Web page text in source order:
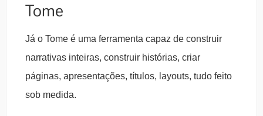
Tome
Já o Tome é uma ferramenta capaz de construir
narrativas inteiras, construir histórias, criar
páginas, apresentações, títulos, layouts, tudo feito
sob medida.